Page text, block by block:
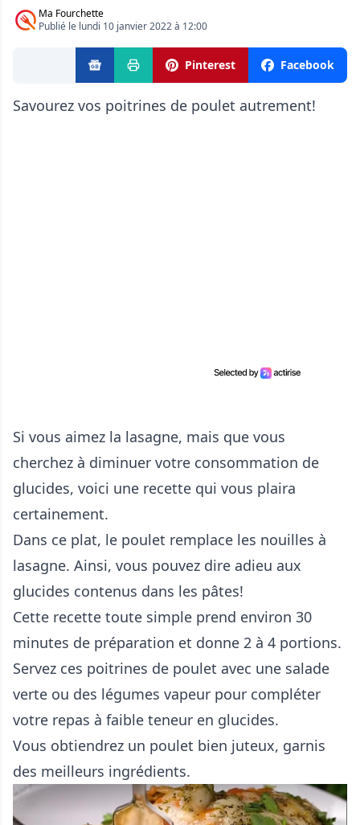
Ma Fourchette
Publié le lundi 10 janvier 2022 à 12:00
Pinterest Facebook
Savourez vos poitrines de poulet autrement!
Si vous aimez la lasagne, mais que vous
cherchez à diminuer votre consommation de
glucides, voici une recette qui vous plaira
certainement.
Dans ce plat, le poulet remplace les nouilles à
lasagne. Ainsi, vous pouvez dire adieu aux
glucides contenus dans les pâtes!
Cette recette toute simple prend environ 30
minutes de préparation et donne 2 à 4 portions.
Servez ces poitrines de poulet avec une salade
verte ou des légumes vapeur pour compléter
votre repas à faible teneur en glucides.
Vous obtiendrez un poulet bien juteux, garnis
des meilleurs ingrédients.